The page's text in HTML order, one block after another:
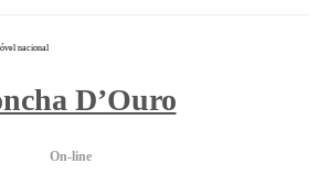
nacional
D’Ouro
On-line